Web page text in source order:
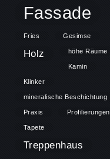
Fassade
Fries Gesimse
Holz höhe Räume
Kamin
Klinker
mineralische Beschichtung
Praxis Profilierungen
Tapete
Treppenhaus